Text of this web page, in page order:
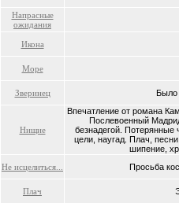
Напрасные
ожидания
Икона
Море
Зверинец Было
Нищие
Впечатление от романа
Послевоенный
безнадегой. Потерянные
цели, наугад. Плач,
шипение,
Не исцелиться... Просьба
Плач